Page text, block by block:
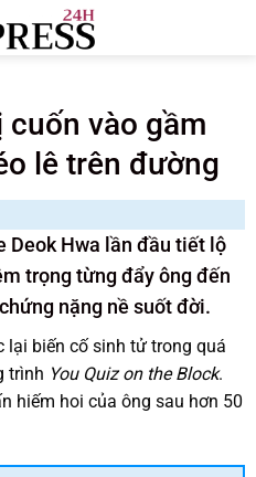
cuốn vào gầm
lê trên đường
Deok Hwa lần đầu tiết lộ
trọng từng đẩy ông đến
nặng nề suốt đời.
lại biến cố sinh tử trong quá
trình You Quiz on the Block.
hiếm hoi của ông sau hơn 50